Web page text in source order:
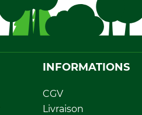
INFORMATIONS
CGV
Livraison